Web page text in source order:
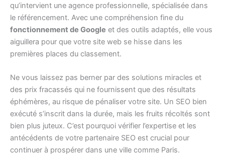
qu’intervient une agence professionnelle, spécialisée dans
le référencement. Avec une compréhension fine du
fonctionnement de Google et des outils adaptés, elle vous
aiguillera pour que votre site web se hisse dans les
premières places du classement.
Ne vous laissez pas berner par des solutions miracles et
des prix fracassés qui ne fournissent que des résultats
éphémères, au risque de pénaliser votre site. Un SEO bien
exécuté s’inscrit dans la durée, mais les fruits récoltés sont
bien plus juteux. C’est pourquoi vérifier l’expertise et les
antécédents de votre partenaire SEO est crucial pour
continuer à prospérer dans une ville comme Paris.